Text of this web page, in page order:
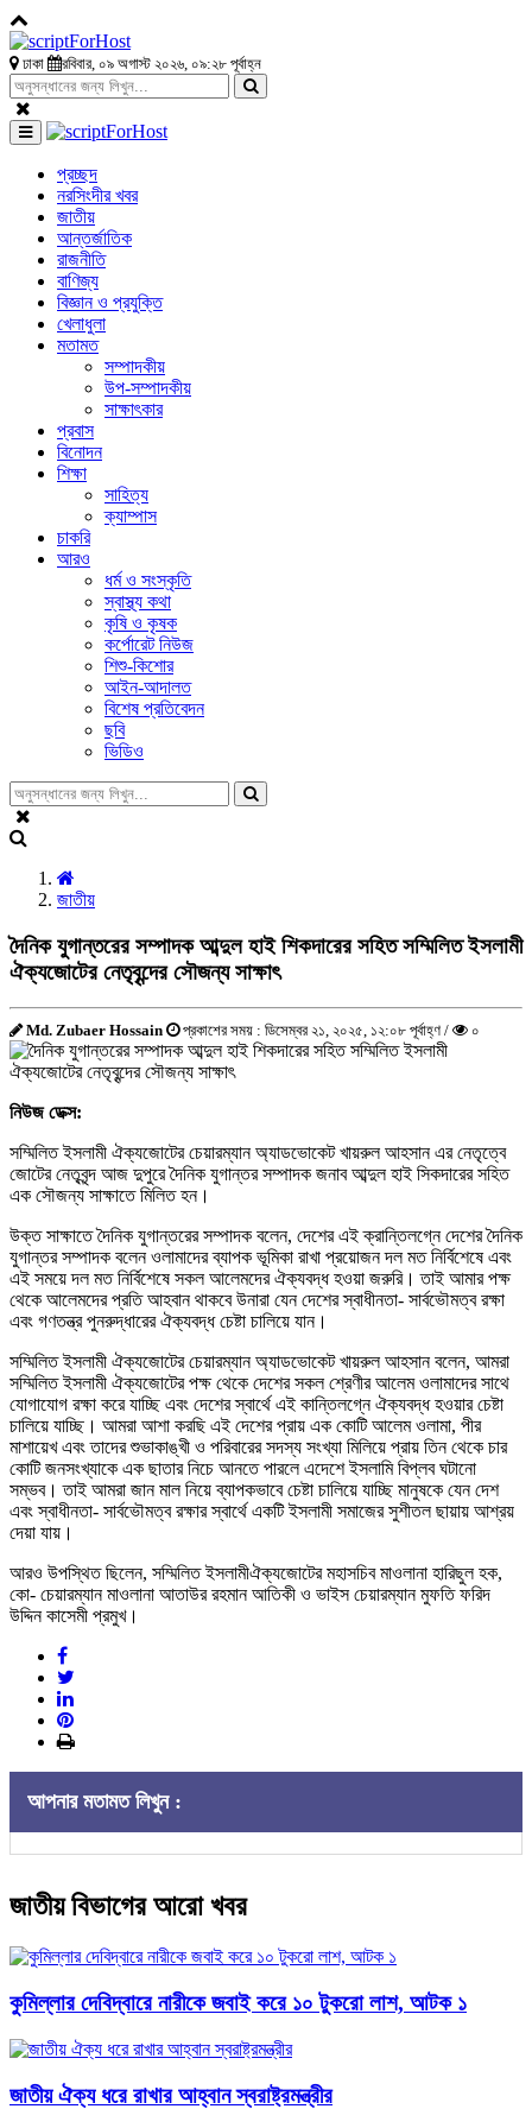
ঢাকা রবিবার, ০৯ অগাস্ট ২০২৬, ০৯:২৮ পূর্বাহ্ন
প্রচ্ছদ
নরসিংদীর খবর
জাতীয়
আন্তর্জাতিক
রাজনীতি
বাণিজ্য
বিজ্ঞান ও প্রযুক্তি
খেলাধুলা
মতামত
সম্পাদকীয়
উপ-সম্পাদকীয়
সাক্ষাৎকার
প্রবাস
বিনোদন
শিক্ষা
সাহিত্য
ক্যাম্পাস
চাকরি
আরও
ধর্ম ও সংস্কৃতি
স্বাস্থ্য কথা
কৃষি ও কৃষক
কর্পোরেট নিউজ
শিশু-কিশোর
আইন-আদালত
বিশেষ প্রতিবেদন
ছবি
ভিডিও
জাতীয়
দৈনিক যুগান্তরের সম্পাদক আব্দুল হাই শিকদারের সহিত সম্মিলিত ইসলামী
ঐক্যজোটের নেতৃবৃন্দের সৌজন্য সাক্ষাৎ
Md. Zubaer Hossain প্রকাশের সময় : ডিসেম্বর ২১, ২০২৫, ১২:০৮ পূর্বাহ্ণ / ০
নিউজ ডেক্স:
সম্মিলিত ইসলামী ঐক্যজোটের চেয়ারম্যান অ্যাডভোকেট খায়রুল আহসান এর নেতৃত্বে
জোটের নেতৃবৃন্দ আজ দুপুরে দৈনিক যুগান্তর সম্পাদক জনাব আব্দুল হাই সিকদারের সহিত
এক সৌজন্য সাক্ষাতে মিলিত হন।
উক্ত সাক্ষাতে দৈনিক যুগান্তরের সম্পাদক বলেন, দেশের এই ক্রান্তিলগ্নে দেশের দৈনিক
যুগান্তর সম্পাদক বলেন ওলামাদের ব্যাপক ভূমিকা রাখা প্রয়োজন দল মত নির্বিশেষে এবং
এই সময়ে দল মত নির্বিশেষে সকল আলেমদের ঐক্যবদ্ধ হওয়া জরুরি। তাই আমার পক্ষ
থেকে আলেমদের প্রতি আহবান থাকবে উনারা যেন দেশের স্বাধীনতা- সার্বভৌমত্ব রক্ষা
এবং গণতন্ত্র পুনরুদ্ধারের ঐক্যবদ্ধ চেষ্টা চালিয়ে যান।
সম্মিলিত ইসলামী ঐক্যজোটের চেয়ারম্যান অ্যাডভোকেট খায়রুল আহসান বলেন, আমরা
সম্মিলিত ইসলামী ঐক্যজোটের পক্ষ থেকে দেশের সকল শ্রেণীর আলেম ওলামাদের সাথে
যোগাযোগ রক্ষা করে যাচ্ছি এবং দেশের স্বার্থে এই কান্তিলগ্নে ঐক্যবদ্ধ হওয়ার চেষ্টা
চালিয়ে যাচ্ছি। আমরা আশা করছি এই দেশের প্রায় এক কোটি আলেম ওলামা, পীর
মাশায়েখ এবং তাদের শুভাকাঙ্খী ও পরিবারের সদস্য সংখ্যা মিলিয়ে প্রায় তিন থেকে চার
কোটি জনসংখ্যাকে এক ছাতার নিচে আনতে পারলে এদেশে ইসলামি বিপ্লব ঘটানো
সম্ভব। তাই আমরা জান মাল নিয়ে ব্যাপকভাবে চেষ্টা চালিয়ে যাচ্ছি মানুষকে যেন দেশ
এবং স্বাধীনতা- সার্বভৌমত্ব রক্ষার স্বার্থে একটি ইসলামী সমাজের সুশীতল ছায়ায় আশ্রয়
দেয়া যায়।
আরও উপস্থিত ছিলেন, সম্মিলিত ইসলামীঐক্যজোটের মহাসচিব মাওলানা হারিছুল হক,
কো- চেয়ারম্যান মাওলানা আতাউর রহমান আতিকী ও ভাইস চেয়ারম্যান মুফতি ফরিদ
উদ্দিন কাসেমী প্রমুখ।
আপনার মতামত লিখুন :
জাতীয় বিভাগের আরো খবর
কুমিল্লার দেবিদ্বারে নারীকে জবাই করে ১০ টুকরো লাশ, আটক ১
জাতীয় ঐক্য ধরে রাখার আহ্বান স্বরাষ্ট্রমন্ত্রীর